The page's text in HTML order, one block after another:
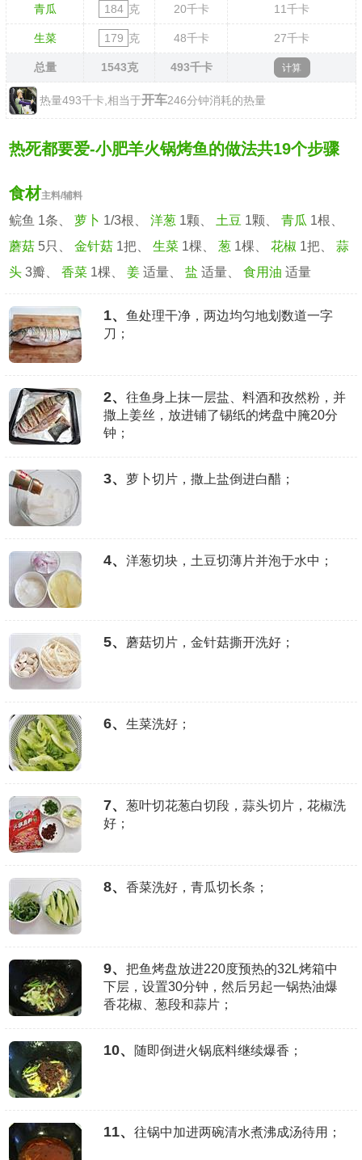
青瓜 克 20千卡 11千卡
生菜 克 48千卡 27千卡
总量 1543克 493千卡
热量493千卡,相当于开车246分钟消耗的热量
热死都要爱-小肥羊火锅烤鱼的做法共19个步骤
食材主料/辅料
鲩鱼 1条、萝卜 1/3根、洋葱 1颗、 土豆 1颗、青瓜 1根、
蘑菇 5只、金针菇 1把、生菜 1棵、葱 1棵、花椒 1把、蒜
头 3瓣、香菜 1棵、姜 适量、盐 适量、食用油 适量
1、
鱼处理干净，两边均匀地划数道一字
刀；
2、
往鱼身上抹一层盐、料酒和孜然粉，并
撒上姜丝，放进铺了锡纸的烤盘中腌20分
钟；
3、 萝卜切片，撒上盐倒进白醋；
4、 洋葱切块，土豆切薄片并泡于水中；
5、 蘑菇切片，金针菇撕开洗好；
6、 生菜洗好；
7、
葱叶切花葱白切段，蒜头切片，花椒洗
好；
8、 香菜洗好，青瓜切长条；
9、
把鱼烤盘放进220度预热的32L烤箱中
下层，设置30分钟，然后另起一锅热油爆
香花椒、葱段和蒜片；
10、 随即倒进火锅底料继续爆香；
11、 往锅中加进两碗清水煮沸成汤待用；